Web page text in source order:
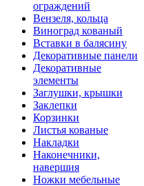
ограждений
Вензеля, кольца
Виноград кованый
Вставки в балясину
Декоративные панели
Декоративные
элементы
Заглушки, крышки
Заклепки
Корзинки
Листья кованые
Накладки
Наконечники,
навершия
Ножки мебельные